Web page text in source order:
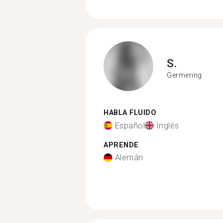
S.
Germering
HABLA FLUIDO
Español Inglés
APRENDE
Alemán